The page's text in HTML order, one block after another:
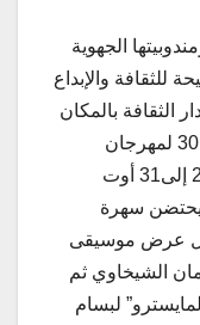
الجهوية
للثقافة والإبداع
الثقافة بالمكان
الاستاذ حسني مسلم فعاليات الدورة 30 لمهرجان
سيـــدي عطاء الله بنبــر وذلك من 25 إلى31 أوت
يحتضن سهرة
ومن خلال عرض موسيقى
الشيخاوي ثم
عرض”المايسترو” لبسام